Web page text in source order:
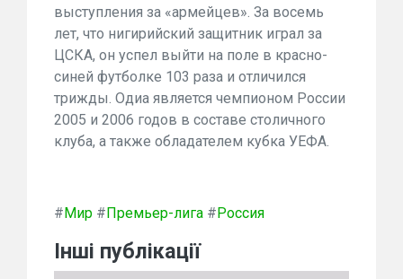
выступления за «армейцев». За восемь
лет, что нигирийский защитник играл за
ЦСКА, он успел выйти на поле в красно-
синей футболке 103 раза и отличился
трижды. Одиа является чемпионом России
2005 и 2006 годов в составе столичного
клуба, а также обладателем кубка УЕФА.
#Мир #Премьер-лига #Россия
Інші публікації